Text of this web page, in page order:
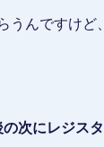
うんですけど
次にレジス